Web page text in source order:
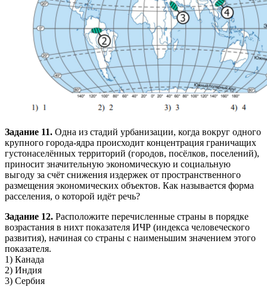
Задание 11. Одна из стадий урбанизации, когда вокруг одного
крупного города-ядра происходит концентрация граничащих
густонаселённых территорий (городов, посёлков, поселений),
приносит значительную экономическую и социальную
выгоду за счёт снижения издержек от пространственного
размещения экономических объектов. Как называется форма
расселения, о которой идёт речь?
Задание 12. Расположите перечисленные страны в порядке
возрастания в нихт показателя ИЧР (индекса человеческого
развития), начиная со страны с наименьшим значением этого
показателя.
1) Канада
2) Индия
3) Сербия